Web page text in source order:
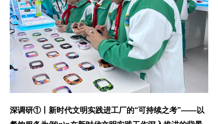
深调研①丨新时代文明实践进工厂的“可持续之考”——以